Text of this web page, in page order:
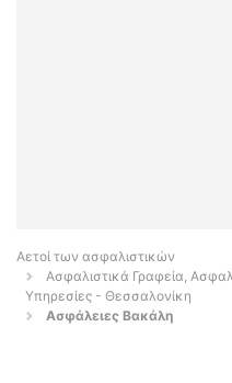
Αετοί των ασφαλιστικών
Ασφαλιστικά Γραφεία,
Υπηρεσίες - Θεσσαλονίκη
Ασφάλειες Βακάλη